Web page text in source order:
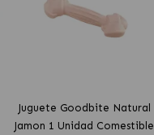
Juguete Goodbite Natural
Jamon 1 Unidad Comestible